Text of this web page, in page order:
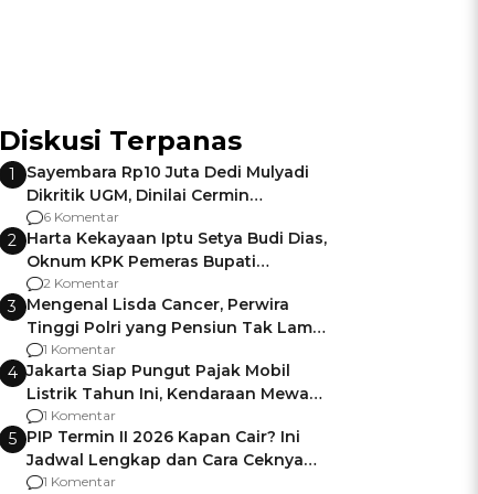
Diskusi Terpanas
1
Sayembara Rp10 Juta Dedi Mulyadi
Dikritik UGM, Dinilai Cermin
Gagalnya Negara Jamin Keamanan
6 Komentar
2 Harta Kekayaan Iptu Setya Budi Dias,
Oknum KPK Pemeras Bupati
Pemalang
2 Komentar
3 Mengenal Lisda Cancer, Perwira
Tinggi Polri yang Pensiun Tak Lama
Usai Jadi Brigjen
1 Komentar
4 Jakarta Siap Pungut Pajak Mobil
Listrik Tahun Ini, Kendaraan Mewah
Kena hingga 75% PKB
1 Komentar
5 PIP Termin II 2026 Kapan Cair? Ini
Jadwal Lengkap dan Cara Ceknya
agar Dana Tidak Hangus!
1 Komentar